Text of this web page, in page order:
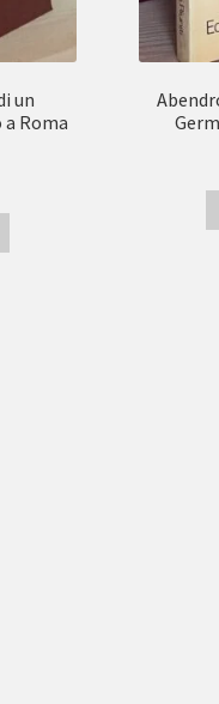
un
Roma